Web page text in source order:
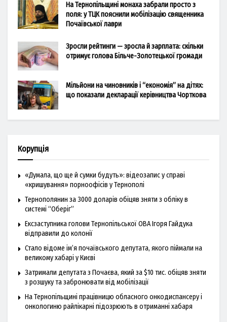
На Тернопільщині монаха забрали просто з
поля: у ТЦК пояснили мобілізацію священника
Почаївської лаври
Зросли рейтинги — зросла й зарплата: скільки
отримує голова Більче-Золотецької громади
Мільйони на чиновників і “економія” на дітях:
що показали декларації керівництва Чорткова
Корупція
«Думала, що ще й сумки будуть»: відеозапис у справі
«кришування» порноофісів у Тернополі
Тернополянин за 3000 доларів обіцяв зняти з обліку в
системі “Оберіг”
Ексзаступника голови Тернопільської ОВА Ігоря Гайдука
відправили до колонії
Стало відоме ім’я почаївського депутата, якого піймали на
великому хабарі у Києві
Затримали депутата з Почаєва, який за $10 тис. обіцяв зняти
з розшуку та забронювати від мобілізації
На Тернопільщині працівницю обласного онкодиспансеру і
онкологиню райлікарні підозрюють в отриманні хабаря